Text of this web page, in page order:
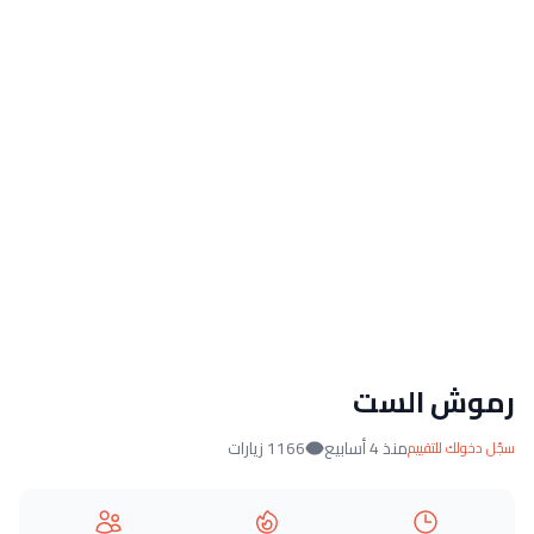
رموش الست
سجّل دخولك للتقييممنذ 4 أسابيع 1166 زيارات